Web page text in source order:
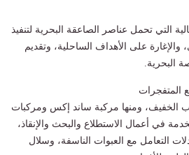
التي تحمل عناصر الصاعقة البحرية لتنفيذ
والإغارة على الأهداف الساحلية، وتقديم
البحرية.
المتفجرات
ومنها مركبة ساند إكس ومركبات
في أعمال الاستطلاع والبحث والإنقاذ،
التعامل مع العبوات الناسفة، وسلال